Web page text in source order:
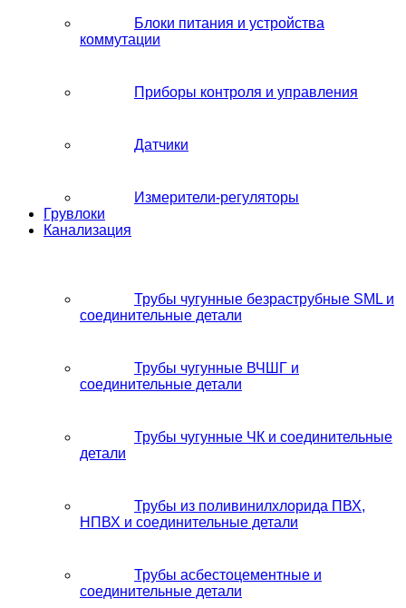
Блоки питания и устройства
коммутации
Приборы контроля и управления
Датчики
Измерители-регуляторы
Грувлоки
Канализация
Трубы чугунные безраструбные SML и
соединительные детали
Трубы чугунные ВЧШГ и
соединительные детали
Трубы чугунные ЧК и соединительные
детали
Трубы из поливинилхлорида ПВХ,
НПВХ и соединительные детали
Трубы асбестоцементные и
соединительные детали